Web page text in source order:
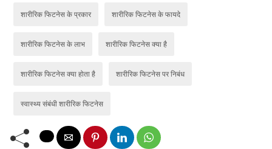
शारीरिक फिटनेस के प्रकार शारीरिक फिटनेस के फायदे
शारीरिक फिटनेस के लाभ शारीरिक फिटनेस क्या है
शारीरिक फिटनेस क्या होता है शारीरिक फिटनेस पर निबंध
स्वास्थ्य संबंधी शारीरिक फिटनेस